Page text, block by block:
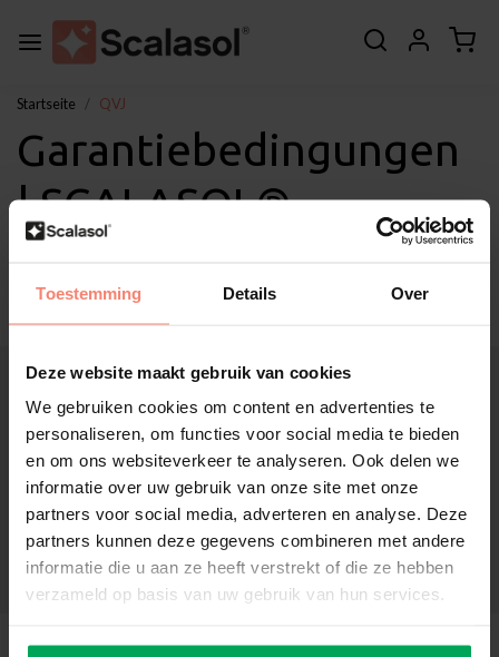
Toestemming Details Over
Deze website maakt gebruik van cookies
We gebruiken cookies om content en advertenties te
personaliseren, om functies voor social media te bieden
en om ons websiteverkeer te analyseren. Ook delen we
informatie over uw gebruik van onze site met onze
partners voor social media, adverteren en analyse. Deze
partners kunnen deze gegevens combineren met andere
informatie die u aan ze heeft verstrekt of die ze hebben
verzameld op basis van uw gebruik van hun services.
Startseite QVJ
Garantiebedingungen
| SCALASOL®
Chamäleon Folie QVJ
Über Scalasol®
Anwendungen
Service
Sonstige
Kundendienst
Mein Konto
Kategorien
Kontakt